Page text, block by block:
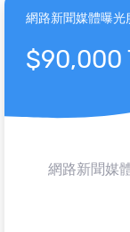
網路新聞媒體曝
$90,000
網路新聞媒